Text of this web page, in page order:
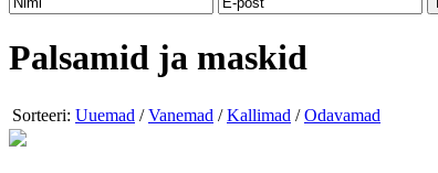
Palsamid ja maskid
Sorteeri: Uuemad /Vanemad /Kallimad /Odavamad